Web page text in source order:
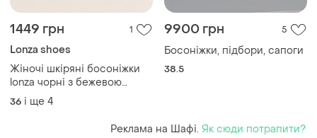
1449 грн 1
Lonza shoes
Жіночі шкіряні босоніжки
lonza чорні з бежевою
підошвою 36–40
36 і ще 4
9900 грн 5
Босоніжки, підбори, сапоги
38.5
Реклама на Шафі. Як сюди потрапити?